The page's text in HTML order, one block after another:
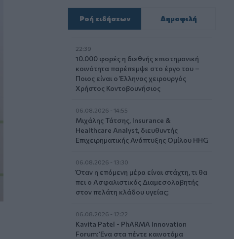
Ροή ειδήσεων Δημοφιλή
22:39
10.000 φορές η διεθνής επιστημονική
κοινότητα παρέπεμψε στο έργο του –
Ποιος είναι ο Έλληνας χειρουργός
Χρήστος Κοντοβουνήσιος
06.08.2026 - 14:55
Μιχάλης Τάτσης, Insurance &
Healthcare Analyst, διευθυντής
Επιχειρηματικής Ανάπτυξης Ομίλου HHG
06.08.2026 - 13:30
Όταν η επόμενη μέρα είναι στάχτη, τι θα
πει ο Ασφαλιστικός Διαμεσολαβητής
στον πελάτη κλάδου υγείας;
06.08.2026 - 12:22
Kavita Patel - PhARMA Innovation
Forum: Ένα στα πέντε καινοτόμα